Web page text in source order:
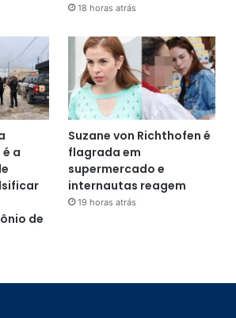
18 horas atrás
a
de
Suzane von Richthofen é
flagrada em
supermercado e
internautas reagem
19 horas atrás